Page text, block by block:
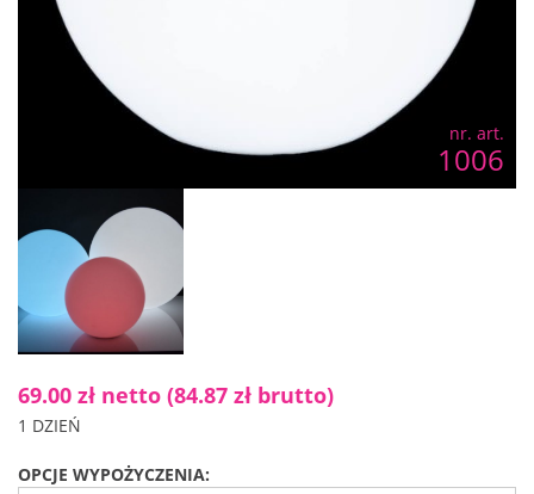
nr. art.
1006
69.00 zł netto (84.87 zł brutto)
1 DZIEŃ
OPCJE WYPOŻYCZENIA: